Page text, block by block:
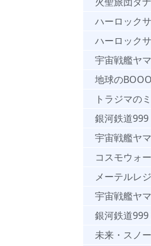
ハーロック
ハーロック
宇宙戦艦ヤ
地球の
トラジマの
銀河鉄道
宇宙戦艦ヤ
コスモウォ
メーテルレ
宇宙戦艦ヤ
銀河鉄道
未来・スノ